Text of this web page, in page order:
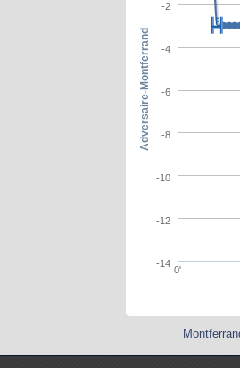
0'
-14
-12
-10
-8
-6
-4
-2
Adversaire-Montferrand